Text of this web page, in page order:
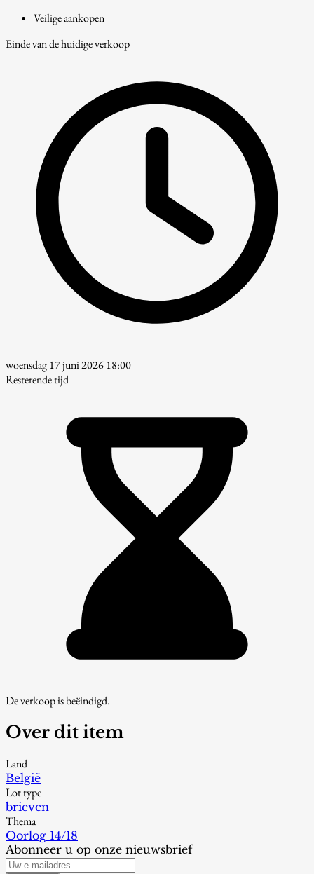
Veilige aankopen
Einde van de huidige verkoop
woensdag 17 juni 2026 18:00
Resterende tijd
De verkoop is beëindigd.
Over dit item
Land
België
Lot type
brieven
Thema
Oorlog 14/18
Abonneer u op onze nieuwsbrief